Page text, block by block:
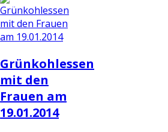
Grünkohlessen
mit den
Frauen am
19.01.2014